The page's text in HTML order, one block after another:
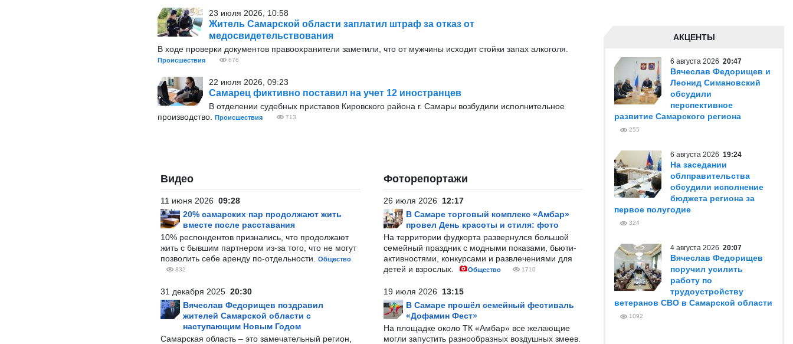
23 июля 2026, 10:58
Житель Самарской области заплатил штраф за отказ от
медосвидетельствования
В ходе проверки документов правоохранители заметили, что от мужчины исходит стойки запах алкоголя.
Происшествия 676
22 июля 2026, 09:23
Самарец фиктивно поставил на учет 12 иностранцев
В отделении судебных приставов Кировского района г. Самары возбудили исполнительное
производство.
Происшествия 713
Видео
11 июня 2026 09:28
20% самарских пар продолжают жить
вместе после расставания
10% респондентов признались, что продолжают
жить с бывшим партнером из-за того, что не могут
позволить себе аренду по-отдельности.
Общество
832
31 декабря 2025 20:30
Вячеслав Федорищев поздравил
жителей Самарской области с
наступающим Новым Годом
Самарская область – это замечательный регион,
Фоторепортажи
26 июля 2026 12:17
В Самаре торговый комплекс «Амбар»
провел День красоты и стиля: фото
На территории фудкорта развернулся большой
семейный праздник с модными показами, бьюти-
активностями, конкурсами и развлечениями для
детей и взрослых.
Общество 1710
19 июля 2026 13:15
В Самаре прошёл семейный фестиваль
«Дофамин Фест»
На площадке около ТК «Амбар» все желающие
могли запустить разнообразных воздушных змеев.
АКЦЕНТЫ
6 августа 2026 20:47
Вячеслав Федорищев и
Леонид Симановский
обсудили
перспективное
развитие Самарского региона
255
6 августа 2026 19:24
На заседании
облправительства
обсудили исполнение
бюджета региона за
первое полугодие
324
4 августа 2026 20:07
Вячеслав Федорищев
поручил усилить
работу по
трудоустройству
ветеранов СВО в Самарской области
1092